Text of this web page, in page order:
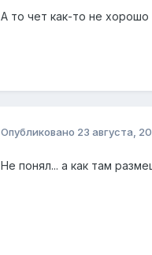
А то чет как-то не
Опубликовано 23 августа,
Не понял... а как там